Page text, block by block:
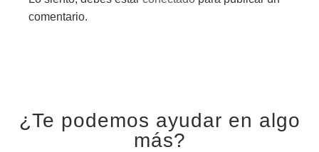
comentario.
¿Te podemos ayudar en algo
más?